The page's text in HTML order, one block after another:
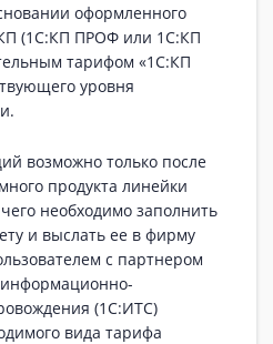
оформленного
(1С:КП ПРОФ или 1С:КП
тарифом «1С:КП
уровня
возможно только после
продукта линейки
необходимо заполнить
и выслать ее в фирму
с партнером
(1С:ИТС)
вида тарифа